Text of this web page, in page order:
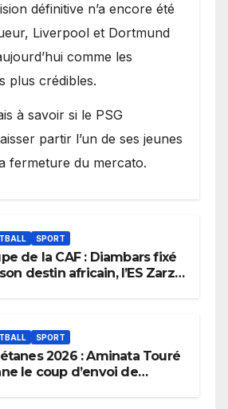
définitive n’a encore été
Liverpool et Dortmund
comme les
plus crédibles.
à savoir si le PSG
partir l’un de ses jeunes
fermeture du mercato.
SPORT
de la CAF : Diambars fixé
destin africain, l’ES Zarzis
SPORT
2026 : Aminata Touré
le coup d’envoi de